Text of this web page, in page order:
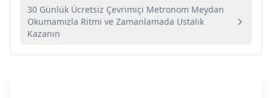
30 Günlük Ücretsiz Çevrimiçi Metronom Meydan
Okumamızla Ritmi ve Zamanlamada Ustalık
Kazanın